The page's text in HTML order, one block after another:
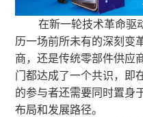
在新一轮技术革命驱
历一场前所未有的深刻变
商，还是传统零部件供应
门都达成了一个共识，即
的参与者还需要同时置身
布局和发展路径。